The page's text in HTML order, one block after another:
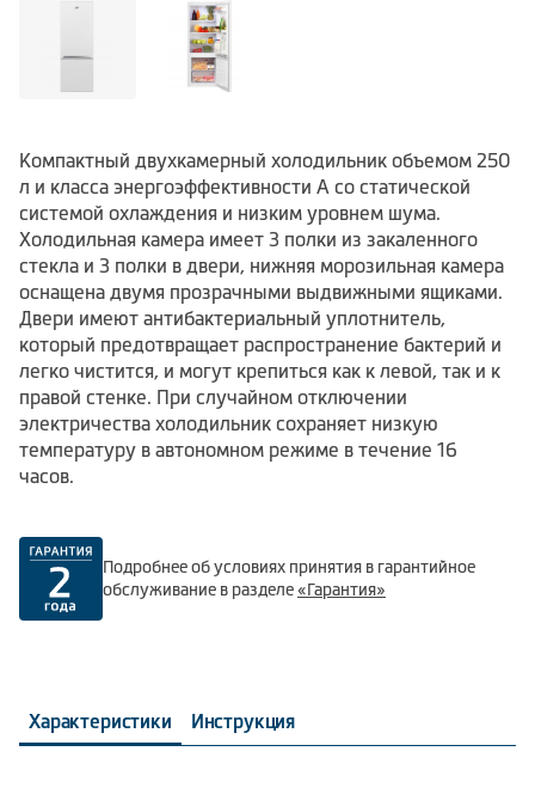
Компактный двухкамерный холодильник объемом 250
л и класса энергоэффективности А со статической
системой охлаждения и низким уровнем шума.
Холодильная камера имеет 3 полки из закаленного
стекла и 3 полки в двери, нижняя морозильная камера
оснащена двумя прозрачными выдвижными ящиками.
Двери имеют антибактериальный уплотнитель,
который предотвращает распространение бактерий и
легко чистится, и могут крепиться как к левой, так и к
правой стенке. При случайном отключении
электричества холодильник сохраняет низкую
температуру в автономном режиме в течение 16
часов.
Подробнее об условиях принятия в гарантийное
обслуживание в разделе«Гарантия»
Характеристики Инструкция